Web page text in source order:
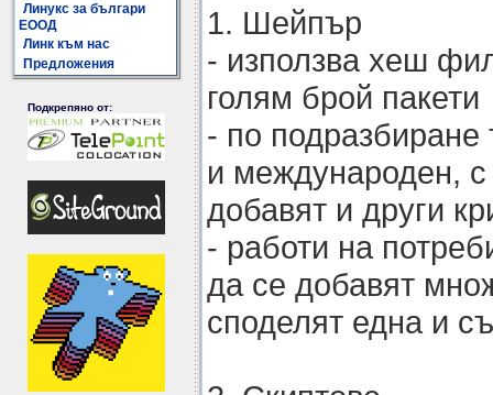
Линукс за българи
ЕООД
Линк към нас
Предложения
Подкрепяно от:
1. Шейпър
- използва хеш
голям брой пакети
- по
и международен, с
добавят и други
- работи на
да се добавят
споделят една и